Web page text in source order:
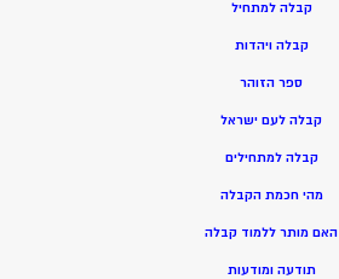
קבלה למתחיל
קבלה ויהדות
ספר הזוהר
קבלה לעם ישראל
קבלה למתחילים
מהי חכמת הקבלה
האם מותר ללמוד קבלה
תודעה ומודעות